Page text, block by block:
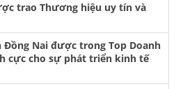
trao Thương hiệu uy tín và
Nai được trong Top Doanh
cực cho sự phát triển kinh tế